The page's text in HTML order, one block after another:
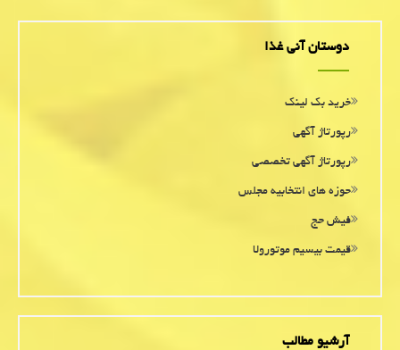
دوستان آنی غذا
خرید بک لینک
رپورتاژ آگهی
رپورتاژ آگهی تخصصی
حوزه های انتخابیه مجلس
فیش حج
قیمت بیسیم موتورولا
آرشیو مطالب